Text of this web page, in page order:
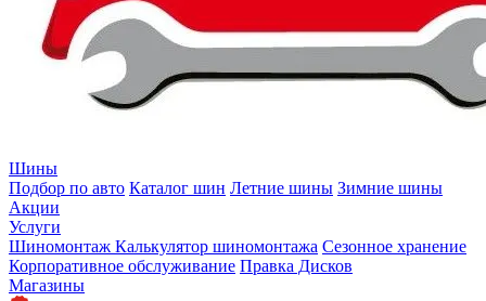
Шины
Подбор по авто Каталог шин Летние шины Зимние шины
Акции
Услуги
Шиномонтаж Калькулятор шиномонтажа Сезонное хранение
Корпоративное обслуживание Правка Дисков
Магазины